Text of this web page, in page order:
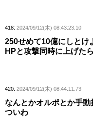
418: 2024/09/12(木) 08:43:23.10
250せめて10億にしとけ
HPと攻撃同時に上げた
420: 2024/09/12(木) 08:44:11.73
なんとかオルポとか手
ついわ